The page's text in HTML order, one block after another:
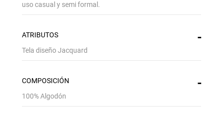
uso casual y semi formal.
ATRIBUTOS
Tela diseño Jacquard
COMPOSICIÓN
100% Algodón